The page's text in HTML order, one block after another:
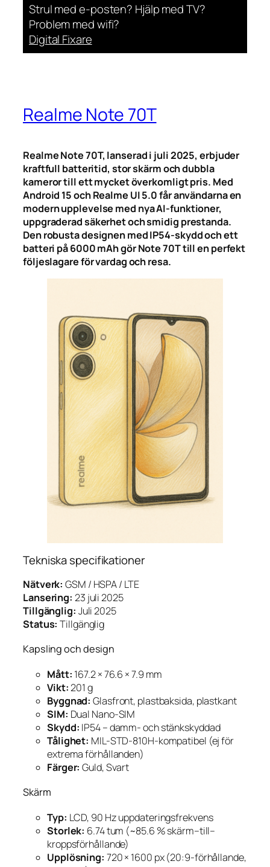
Strul med e-posten? Hjälp med TV?
Problem med wifi?
Digital Fixare
Realme Note 70T
Realme Note 70T, lanserad i juli 2025, erbjuder
kraftfull batteritid, stor skärm och dubbla
kameror till ett mycket överkomligt pris. Med
Android 15 och Realme UI 5.0 får användarna en
modern upplevelse med nya AI-funktioner,
uppgraderad säkerhet och smidig prestanda.
Den robusta designen med IP54-skydd och ett
batteri på 6000 mAh gör Note 70T till en perfekt
följeslagare för vardag och resa.
Tekniska specifikationer
Nätverk: GSM / HSPA / LTE
Lansering: 23 juli 2025
Tillgänglig: Juli 2025
Status: Tillgänglig
Kapsling och design
Mått: 167.2 × 76.6 × 7.9 mm
Vikt:201 g
Byggnad: Glasfront, plastbaksida, plastkant
SIM: Dual Nano-SIM
Skydd: IP54 – damm- och stänkskyddad
Tålighet: MIL-STD-810H-kompatibel (ej för
extrema förhållanden)
Färger: Guld, Svart
Skärm
Typ: LCD, 90 Hz uppdateringsfrekvens
Storlek: 6.74 tum (~85.6 % skärm–till–
kroppsförhållande)
Upplösning: 720 × 1600 px (20:9-förhållande,